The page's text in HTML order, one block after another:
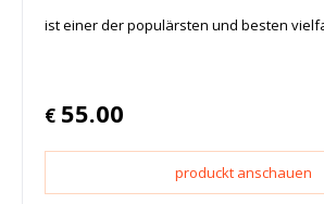
ist einer der populärsten und besten
€ 55.00
produckt anschauen